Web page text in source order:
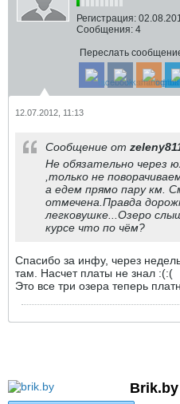
Регистрация:
Сообщения: 4
Переслать
12.07.2012, 11:13
Сообщение от
Не обязательно через
,только не
а едем прямо пару км.
отмечена.Правда
легковушке...Озеро
курсе что по чём?
Спасибо за инфу, через
там. Насчет платы не знал :(:(
Это все три озера теперь